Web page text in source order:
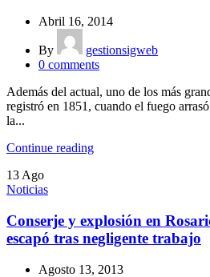
Abril 16, 2014
By
gestionsigweb
0 comments
Además del actual, uno de los más
registró en 1851, cuando el fuego
la...
Continue reading
13 Ago
Noticias
Conserje y explosión en
escapó tras negligente trabajo
Agosto 13, 2013